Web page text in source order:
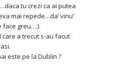
tu crezi ca ai putea
mai repede…da’ vinu’
face greu…:)
care a trecut s-au facut
este pe la Dublin ?